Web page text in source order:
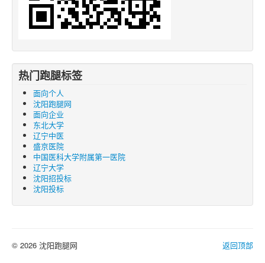
热门跑腿标签
面向个人
沈阳跑腿网
面向企业
东北大学
辽宁中医
盛京医院
中国医科大学附属第一医院
辽宁大学
沈阳招投标
沈阳投标
返回顶部
© 2026 沈阳跑腿网